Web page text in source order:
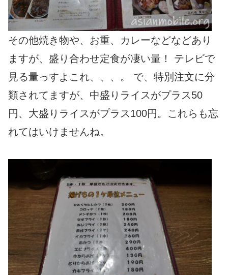
その他焼き物や、お重、カレーなどなどあり
ますが、盛り合わせ定食が凄い量！ テレビで
見る量っすよこれ、、、。 で、特別注文に分
類されてますが、中盛りライスがプラス50
円、大盛りライスがプラス100円。これらも忘
れてはいけませんね。